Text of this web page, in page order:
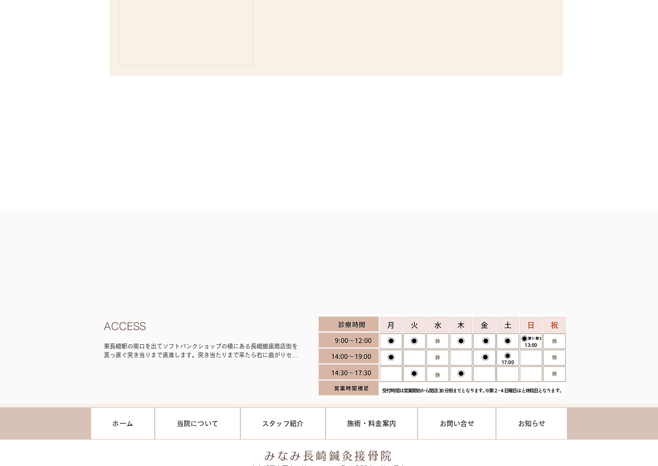
ACCESS
東長崎駅の南口を出てソフトバンクショップの横にある長崎銀座商店街を
真っ直ぐ突き当りまで直進します。突き当たりまで来たら右に曲がりセブ
ホーム 当院について スタッフ紹介 施術・料金案内 お問い合せ お知らせ
みなみ長崎鍼灸接骨院